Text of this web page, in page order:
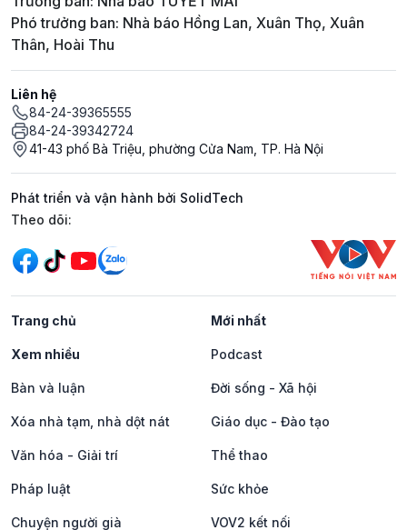
Phó trưởng ban: Nhà báo Hồng Lan, Xuân Thọ, Xuân
Thân, Hoài Thu
Liên hệ
84-24-39365555
84-24-39342724
41-43 phố Bà Triệu, phường Cửa Nam, TP. Hà Nội
Phát triển và vận hành bởi SolidTech
Mạng xã hội
Theo dõi:
Trang chủ Mới nhất
Xem nhiều Podcast
Bàn và luận Đời sống - Xã hội
Xóa nhà tạm, nhà dột nát Giáo dục - Đào tạo
Văn hóa - Giải trí Thể thao
Pháp luật Sức khỏe
Chuyện người già VOV2 kết nối